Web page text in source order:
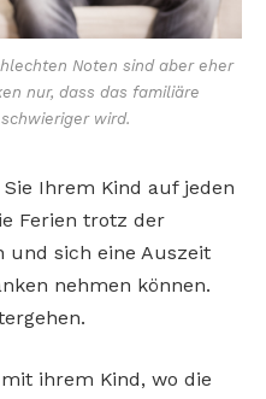
Noten sind aber eher
nur, dass das familiäre
wird.
Ihrem Kind auf jeden
Ferien trotz der
und sich eine Auszeit
nehmen können.
ihrem Kind, wo die